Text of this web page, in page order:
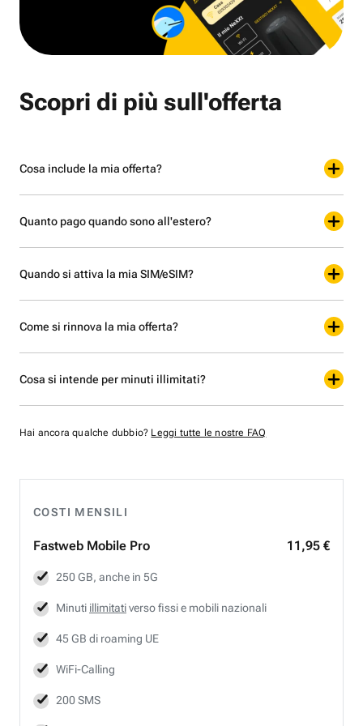
COSTI MENSILI
Fastweb Mobile Pro 11,95 €
250 GB, anche in 5G
Minuti illimitativerso fissi e mobili nazionali
45 GB di roaming UE
WiFi-Calling
200 SMS
Scopri di più sull'offerta
Cosa include la mia offerta?
Quanto pago quando sono all'estero?
Quando si attiva la mia SIM/eSIM?
Come si rinnova la mia offerta?
Cosa si intende per minuti illimitati?
Hai ancora qualche dubbio? Leggi tutte le nostre FAQ